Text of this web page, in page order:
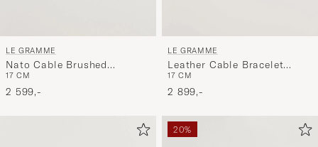
LE GRAMME
Nato Cable Brushed
Bracelet Orange/Sterling
Silver 7g
17 CM
2 599,-
LE GRAMME
Leather Cable Bracelet
Brown/Sterling Silver 7g
17 CM
2 899,-
20%